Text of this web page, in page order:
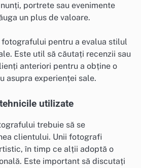
portrete sau evenimente
un plus de valoare.
pentru a evalua stilul
Este util să căutați recenzii sau
anteriori pentru a obține o
asupra experienței sale.
utilizate
trebuie să se
clientului. Unii fotografi
în timp ce alții adoptă o
Este important să discutați